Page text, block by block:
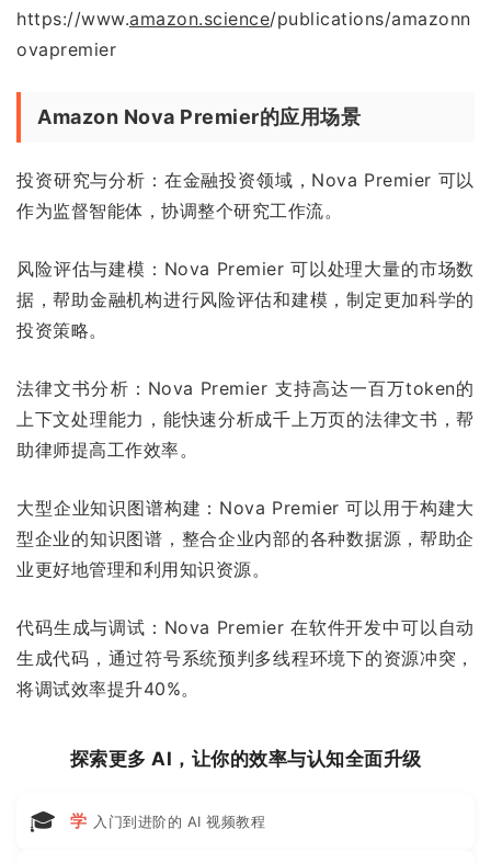
https://www.amazon.science/publications/amazonn
ovapremier
Amazon Nova Premier的应用场景
投资研究与分析：在金融投资领域，Nova Premier 可以
作为监督智能体，协调整个研究工作流。
风险评估与建模：Nova Premier 可以处理大量的市场数
据，帮助金融机构进行风险评估和建模，制定更加科学的
投资策略。
法律文书分析：Nova Premier 支持高达一百万token的
上下文处理能力，能快速分析成千上万页的法律文书，帮
助律师提高工作效率。
大型企业知识图谱构建：Nova Premier 可以用于构建大
型企业的知识图谱，整合企业内部的各种数据源，帮助企
业更好地管理和利用知识资源。
代码生成与调试：Nova Premier 在软件开发中可以自动
生成代码，通过符号系统预判多线程环境下的资源冲突，
将调试效率提升40%。
探索更多 AI，让你的效率与认知全面升级
🎓 学 入门到进阶的 AI 视频教程